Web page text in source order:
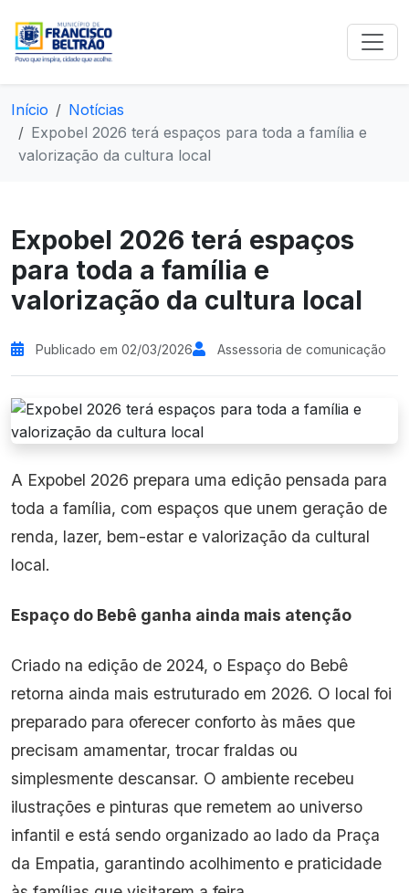
Início
Notícias
Expobel 2026 terá espaços para toda a família e
valorização da cultura local
Expobel 2026 terá espaços
para toda a família e
valorização da cultura local
Publicado em 02/03/2026 Assessoria de comunicação
A Expobel 2026 prepara uma edição pensada para
toda a família, com espaços que unem geração de
renda, lazer, bem-estar e valorização da cultural
local.
Espaço do Bebê ganha ainda mais atenção
Criado na edição de 2024, o Espaço do Bebê
retorna ainda mais estruturado em 2026. O local foi
preparado para oferecer conforto às mães que
precisam amamentar, trocar fraldas ou
simplesmente descansar. O ambiente recebeu
ilustrações e pinturas que remetem ao universo
infantil e está sendo organizado ao lado da Praça
da Empatia, garantindo acolhimento e praticidade